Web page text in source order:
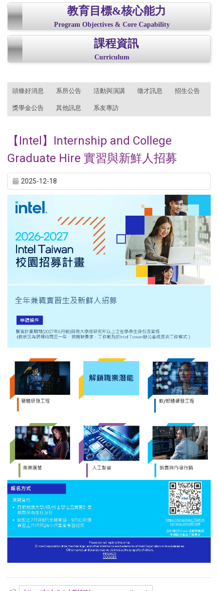
教育目標&核心能力
Program Objectives & Core Capability
課程資訊
Curriculum
頭條好消息 系所公告 活動與演講 徵才訊息 招生公告
獎學金公告 其他訊息 系友專訪
【Intel】Internship and College
Graduate Hire 實習與新鮮人招募
2025-12-18